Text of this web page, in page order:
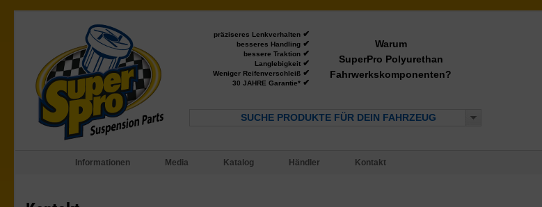
präziseres Lenkverhalten ✔
besseres Handling ✔
bessere Traktion ✔
Langlebigkeit ✔
Weniger Reifenverschleiß ✔
30 JAHRE Garantie* ✔
Warum
SuperPro Polyurethan
Fahrwerkskomponenten?
SUCHE PRODUKTE FÜR DEIN FAHRZEUG
Informationen Media Katalog Händler Kontakt